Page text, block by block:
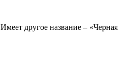
другое название – «Черная